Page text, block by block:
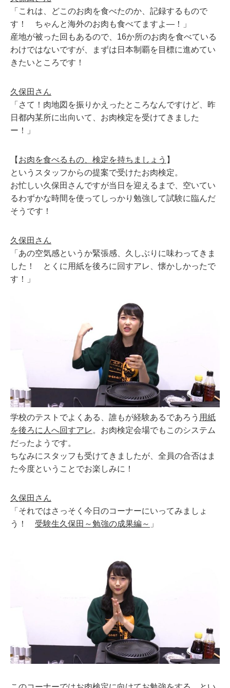
「これは、どこのお肉を食べたのか、記録するもので
す！ ちゃんと海外のお肉も食べてますよ―！」
産地が被った回もあるので、16か所のお肉を食べている
わけではないですが、まずは日本制覇を目標に進めてい
きたいところです！
久保田さん
「さて！肉地図を振りかえったところなんですけど、昨
日都内某所に出向いて、お肉検定を受けてきました
ー！」
【 お肉を食べるもの、検定を持ちましょう 】
というスタッフからの提案で受けたお肉検定。
お忙しい久保田さんですが当日を迎えるまで、空いてい
るわずかな時間を使ってしっかり勉強して試験に臨んだ
そうです！
久保田さん
「あの空気感というか緊張感、久しぶりに味わってきま
した！ とくに用紙を後ろに回すアレ、懐かしかったで
す！」
学校のテストでよくある、誰もが経験あるであろう 用紙
を後ろに人へ回すアレ 。お肉検定会場でもこのシステム
だったようです。
ちなみにスタッフも受けてきましたが、全員の合否はま
た今度ということでお楽しみに！
久保田さん
「それではさっそく今日のコーナーにいってみましょ
う！ 受験生久保田～勉強の成果編～ 」